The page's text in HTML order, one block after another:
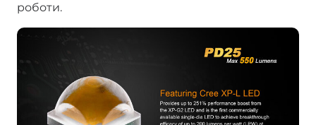
роботи.